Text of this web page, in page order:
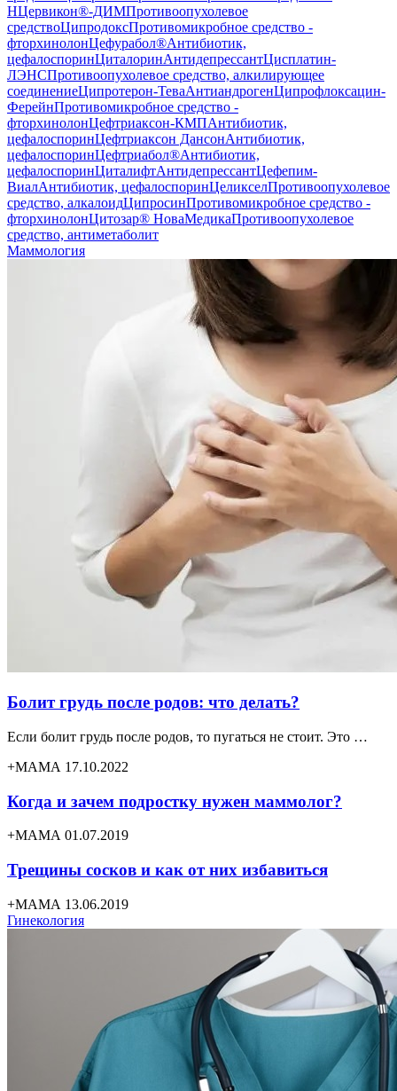
HЦервикон®-ДИМПротивоопухолевое
средствоЦипродоксПротивомикробное средство -
фторхинолонЦефурабол®Антибиотик,
цефалоспоринЦиталоринАнтидепрессантЦисплатин-
ЛЭНСПротивоопухолевое средство, алкилирующее
соединениеЦипротерон-ТеваАнтиандрогенЦипрофлоксацин-
ФерейнПротивомикробное средство -
фторхинолонЦефтриаксон-КМПАнтибиотик,
цефалоспоринЦефтриаксон ДансонАнтибиотик,
цефалоспоринЦефтриабол®Антибиотик,
цефалоспоринЦиталифтАнтидепрессантЦефепим-
ВиалАнтибиотик, цефалоспоринЦеликселПротивоопухолевое
средство, алкалоидЦипросинПротивомикробное средство -
фторхинолонЦитозар® НоваМедикаПротивоопухолевое
средство, антиметаболит
Маммология
Болит грудь после родов: что делать?
Если болит грудь после родов, то пугаться не стоит. Это …
+МАМА 17.10.2022
Когда и зачем подростку нужен маммолог?
+МАМА 01.07.2019
Трещины сосков и как от них избавиться
+МАМА 13.06.2019
Гинекология